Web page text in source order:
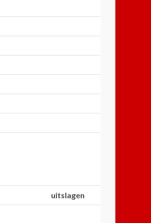
uitslagen